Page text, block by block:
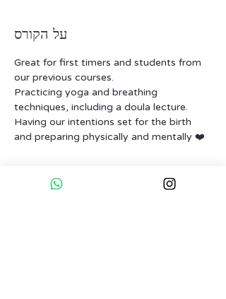
על הקורס
Great for first timers and students from
our previous courses.
Practicing yoga and breathing
techniques, including a doula lecture.
Having our intentions set for the birth
and preparing physically and mentally ❤️
כרטיסים